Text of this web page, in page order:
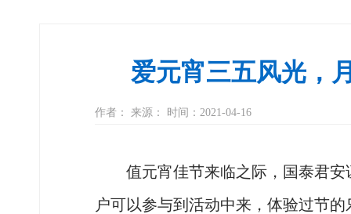
爱元宵三五风光，
作者： 来源： 时间：2021-04-16
值元宵佳节来临之际，国泰君安
户可以参与到活动中来，体验过节的